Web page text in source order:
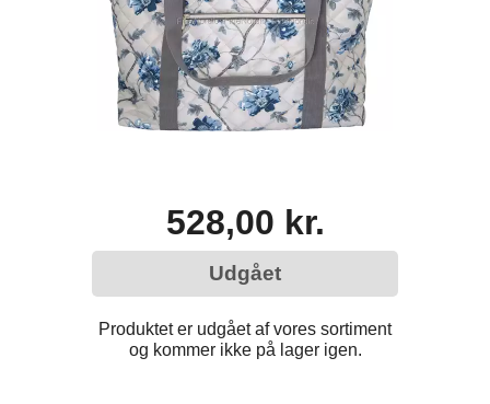
528,00 kr.
Udgået
Produktet er udgået af vores sortiment
og kommer ikke på lager igen.